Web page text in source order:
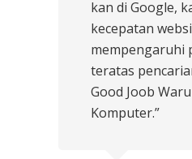
kan di Google,
kecepatan
mempengaruhi
teratas
Good Joob
Komputer.”